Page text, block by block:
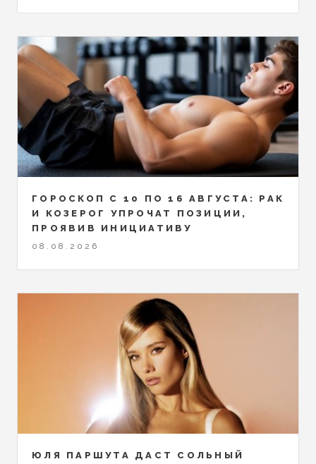
ГОРОСКОП С 10 ПО 16 АВГУСТА: РАК
И КОЗЕРОГ УПРОЧАТ ПОЗИЦИИ,
ПРОЯВИВ ИНИЦИАТИВУ
08.08.2026
ЮЛЯ ПАРШУТА ДАСТ СОЛЬНЫЙ